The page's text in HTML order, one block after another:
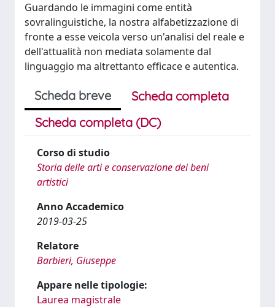
Guardando le immagini come entità
sovralinguistiche, la nostra alfabetizzazione di
fronte a esse veicola verso un'analisi del reale e
dell'attualità non mediata solamente dal
linguaggio ma altrettanto efficace e autentica.
Scheda breve
Scheda completa
Scheda completa (DC)
Corso di studio
Storia delle arti e conservazione dei beni
artistici
Anno Accademico
2019-03-25
Relatore
Barbieri, Giuseppe
Appare nelle tipologie:
Laurea magistrale